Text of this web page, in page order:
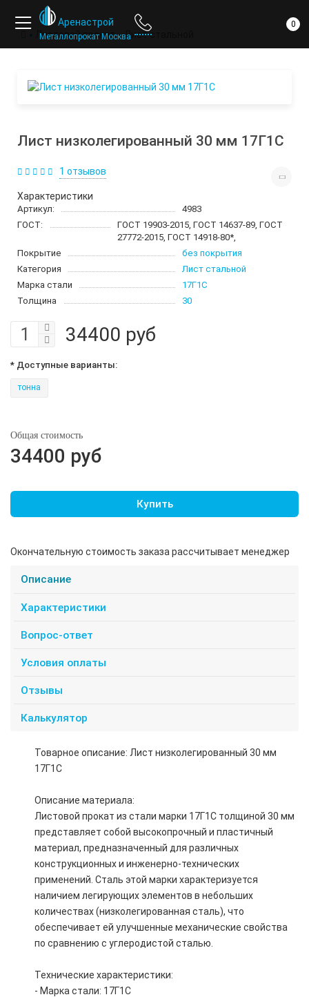
Аренастрой
Металлопрокат Москва
0
Листовой прокат Лист стальной
Лист низколегированный 30 мм 17Г1С
1 отзывов
Характеристики
Артикул:
4983
ГОСТ:
ГОСТ 19903-2015, ГОСТ 14637-89, ГОСТ
27772-2015, ГОСТ 14918-80*,
Покрытие
без покрытия
Категория
Лист стальной
Марка стали
17Г1С
Толщина
30
34400 руб
* Доступные варианты:
тонна
Общая стоимость
34400 руб
Купить
Окончательную стоимость заказа рассчитывает менеджер
Описание
Характеристики
Вопрос-ответ
Условия оплаты
Отзывы
Калькулятор
Товарное описание: Лист низколегированный 30 мм
17Г1С
Описание материала:
Листовой прокат из стали марки 17Г1С толщиной 30 мм
представляет собой высокопрочный и пластичный
материал, предназначенный для различных
конструкционных и инженерно-технических
применений. Сталь этой марки характеризуется
наличием легирующих элементов в небольших
количествах (низколегированная сталь), что
обеспечивает ей улучшенные механические свойства
по сравнению с углеродистой сталью.
Технические характеристики:
- Марка стали: 17Г1С